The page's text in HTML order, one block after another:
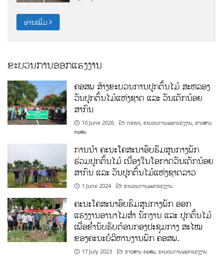
ອ່ານເພີ່ມ
ຂະບວນການອອກແຮງງານ
ຄອສພ ສ້າງຂະບວນການປູກຕົ້ນໄມ້ ສະຫລອງ
ວັນປູກຕົ້ນໄມ້ແຫ່ງຊາດ ແລະ ວັນເດັກນ້ອຍ
ສາກົນ
10 June 2026 news ,ຂະບວນການອອກແຮງງານ ,ຂ່າວສານ
ຄອສພ
ການນໍາ ຄະນະໂຄສະນາອົບຮົມສູນກາງພັກ
ຮ່ວມປູກຕົ້ນໄມ້ ເນື່ອງໃນໂອກາດວັນເດັກນ້ອຍ
ສາກົນ ແລະ ວັນປູກຕົ້ນໄມ້ແຫ່ງຊາດລາວ
1 June 2024 ຂະບວນການອອກແຮງງານ
ຄະນະໂຄສະນາອົບຮົມສູນກາງພັກ ອອກ
ແຮງງານອານາໄມສໍາ ນັກງານ ແລະ ປູກຕົ້ນໄມ້
ເພື່ອຂໍ່ານັບຮັບຕ້ອນກອງປະຊຸມກາງ ສະໄໝ
ຂອງຄະນະບໍລິຫານງານພັກ ຄອສພ.
17 July 2023 ຂ່າວສານ ຄອສພ ,ຂະບວນການອອກແຮງງານ